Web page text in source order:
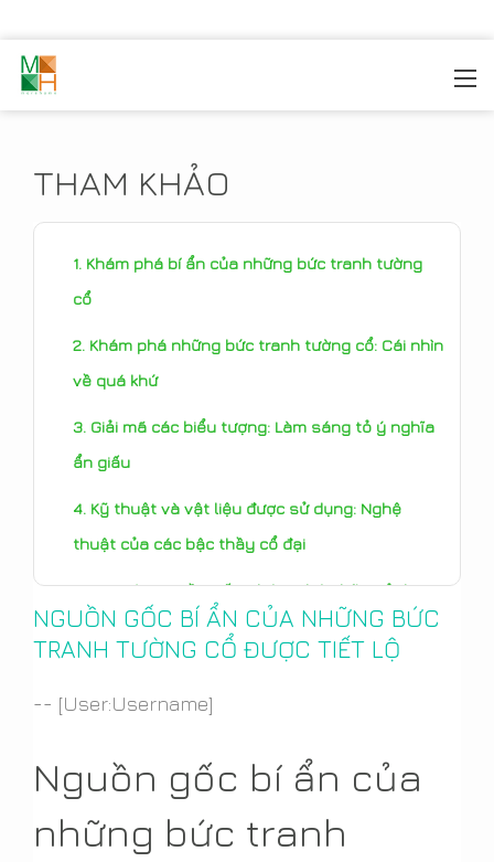
THAM KHẢO
Khám phá bí ẩn của những bức tranh tường
cổ
Khám phá những bức tranh tường cổ: Cái nhìn
về quá khứ
Giải mã các biểu tượng: Làm sáng tỏ ý nghĩa
ẩn giấu
Kỹ thuật và vật liệu được sử dụng: Nghệ
thuật của các bậc thầy cổ đại
Truy tìm nguồn gốc: Khám phá những ảnh
hưởng văn hóa
mục đích
Bảo vệ di sản
NGUỒN GỐC BÍ ẨN CỦA NHỮNG BỨC
TRANH TƯỜNG CỔ ĐƯỢC TIẾT LỘ
-- [User:Username]
Nguồn gốc bí ẩn của
những bức tranh